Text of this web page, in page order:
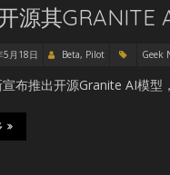
源其GRANITE
5月18日 Beta, Pilot Geek
布推出开源Granite AI模型